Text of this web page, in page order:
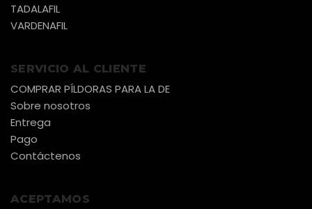
TADALAFIL
VARDENAFIL
SERVICIO AL CLIENTE
COMPRAR PÍLDORAS PARA LA DE
Sobre nosotros
Entrega
Pago
Contáctenos
ACEPTAMOS